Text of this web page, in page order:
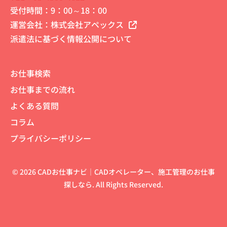
受付時間：9：00～18：00
運営会社： 株式会社アペックス
派遣法に基づく情報公開について
お仕事検索
お仕事までの流れ
よくある質問
コラム
プライバシーポリシー
© 2026 CADお仕事ナビ｜CADオペレーター、施工管理のお仕事
探しなら. All Rights Reserved.